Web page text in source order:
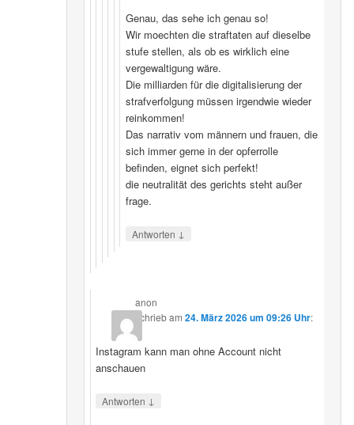
Genau, das sehe ich genau so!
Wir moechten die straftaten auf dieselbe
stufe stellen, als ob es wirklich eine
vergewaltigung wäre.
Die milliarden für die digitalisierung der
strafverfolgung müssen irgendwie wieder
reinkommen!
Das narrativ vom männern und frauen, die
sich immer gerne in der opferrolle
befinden, eignet sich perfekt!
die neutralität des gerichts steht außer
frage.
Antworten ↓
anon
schriebam24. März 2026 um 09:26 Uhr:
Instagram kann man ohne Account nicht
anschauen
Antworten ↓